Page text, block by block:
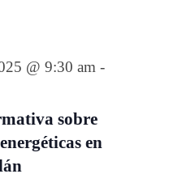
sobre
en
@ 9:30 am -